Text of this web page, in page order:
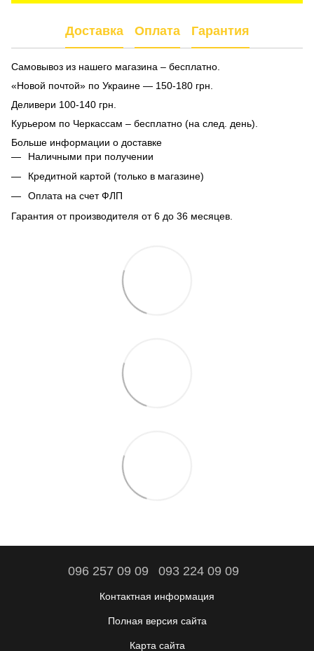
Доставка Оплата Гарантия
Самовывоз из нашего магазина – бесплатно.
«Новой почтой» по Украине — 150-180 грн.
Деливери 100-140 грн.
Курьером по Черкассам – бесплатно (на след. день).
Больше информации о доставке
Наличными при получении
Кредитной картой (только в магазине)
Оплата на счет ФЛП
Гарантия от производителя от 6 до 36 месяцев.
096 257 09 09 093 224 09 09
Контактная информация
Полная версия сайта
Карта сайта